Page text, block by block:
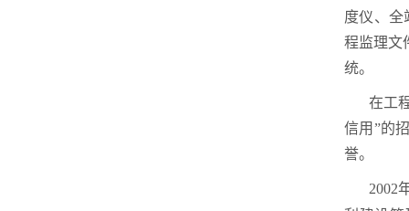
度仪、全
程监理文
统。
在工
信用”的
誉。
2002